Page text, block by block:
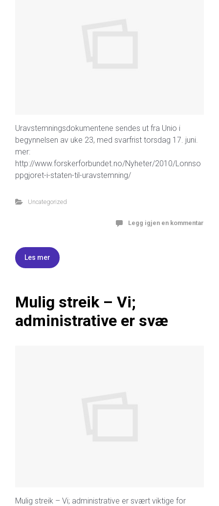
Uravstemningsdokumentene sendes ut fra Unio i
begynnelsen av uke 23, med svarfrist torsdag 17. juni.
mer:
http://www.forskerforbundet.no/Nyheter/2010/Lonnso
ppgjoret-i-staten-til-uravstemning/
Uncategorized
Legg igjen en kommentar
Les mer
Mulig streik – Vi;
administrative er svæ
Mulig streik – Vi; administrative er svært viktige for